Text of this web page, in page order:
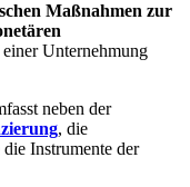
Maßnahmen zur
Unternehmung
neben der
, die
Instrumente der